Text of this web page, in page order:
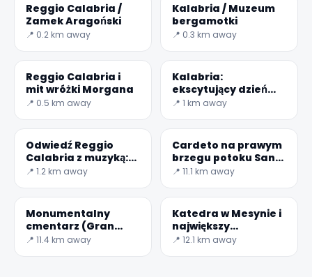
Reggio Calabria /
Zamek Aragoński
📍 0.2 km away
Kalabria / Muzeum
bergamotki
📍 0.3 km away
Reggio Calabria i
mit wróżki Morgana
📍 0.5 km away
Kalabria:
ekscytujący dzień
surferów na plaży
📍 1 km away
Odwiedź Reggio
Calabria z muzyką:
MuStruMu
📍 1.2 km away
Cardeto na prawym
brzegu potoku Sant '
Agata
📍 11.1 km away
Monumentalny
cmentarz (Gran
Camposanto) -
📍 11.4 km away
Katedra w Mesynie i
największy
Astronomiczny
📍 12.1 km away